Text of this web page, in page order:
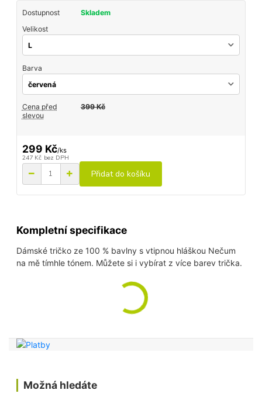
Dostupnost
Skladem
Velikost
Barva
Cena před
slevou
399 Kč
299 Kč/ks
247 Kč bez DPH
Přidat do košíku
Kompletní specifikace
Dámské tričko ze 100 % bavlny s vtipnou hláškou Nečum
na mě tímhle tónem. Můžete si i vybírat z více barev trička.
Možná hledáte